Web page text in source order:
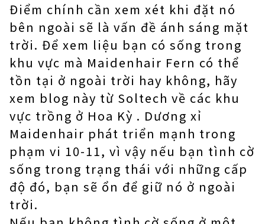
Điểm chính cần xem xét khi đặt nó
bên ngoài sẽ là vấn đề ánh sáng mặt
trời. Để xem liệu bạn có sống trong
khu vực mà Maidenhair Fern có thể
tồn tại ở ngoài trời hay không, hãy
xem blog này từ Soltech về các khu
vực trồng ở Hoa Kỳ . Dương xỉ
Maidenhair phát triển mạnh trong
phạm vi 10-11, vì vậy nếu bạn tình cờ
sống trong trạng thái với những cấp
độ đó, bạn sẽ ổn để giữ nó ở ngoài
trời.